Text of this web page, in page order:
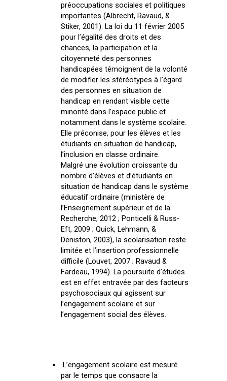
préoccupations sociales et politiques
importantes (Albrecht, Ravaud, &
Stiker, 2001). La loi du 11 février 2005
pour l’égalité des droits et des
chances, la participation et la
citoyenneté des personnes
handicapées témoignent de la volonté
de modifier les stéréotypes à l’égard
des personnes en situation de
handicap en rendant visible cette
minorité dans l’espace public et
notamment dans le système scolaire.
Elle préconise, pour les élèves et les
étudiants en situation de handicap,
l’inclusion en classe ordinaire.
Malgré une évolution croissante du
nombre d’élèves et d’étudiants en
situation de handicap dans le système
éducatif ordinaire (ministère de
l’Enseignement supérieur et de la
Recherche, 2012 ; Ponticelli & Russ-
Eft, 2009 ; Quick, Lehmann, &
Deniston, 2003), la scolarisation reste
limitée et l’insertion professionnelle
difficile (Louvet, 2007 ; Ravaud &
Fardeau, 1994). La poursuite d’études
est en effet entravée par des facteurs
psychosociaux qui agissent sur
l’engagement scolaire et sur
l’engagement social des élèves.
L’engagement scolaire est mesuré
par le temps que consacre la